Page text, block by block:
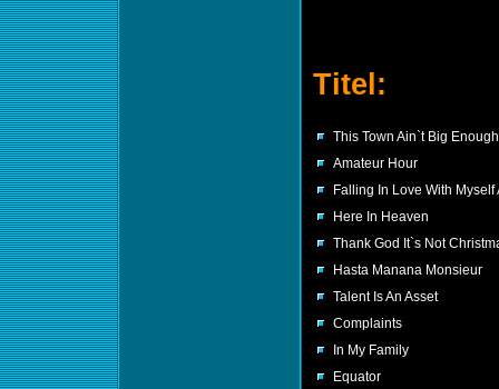
Titel:
This Town Ain`t Big
Amateur Hour
Falling In Love With Myself
Here In Heaven
Thank God It`s Not
Hasta Manana Monsieur
Talent Is An Asset
Complaints
In My Family
Equator